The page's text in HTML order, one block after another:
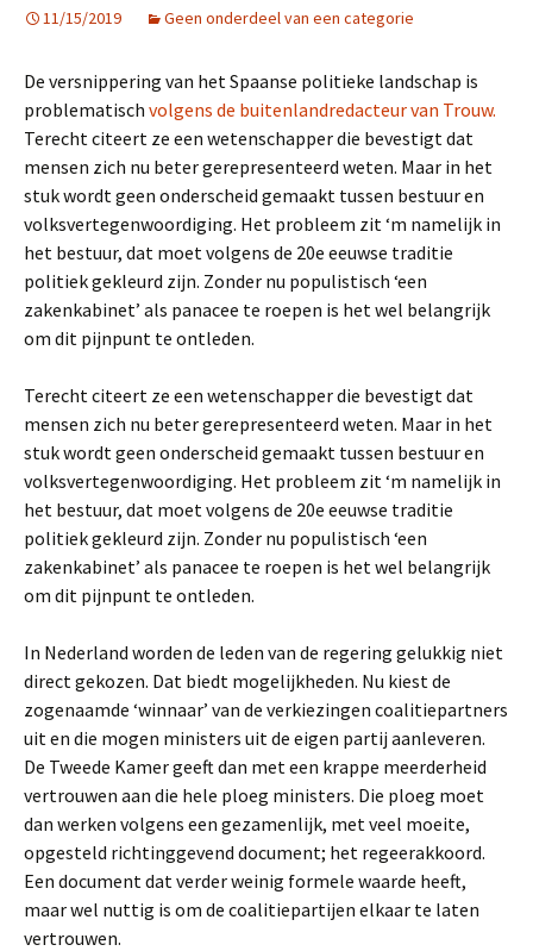
11/15/2019 Geen onderdeel van een categorie
De versnippering van het Spaanse politieke landschap is
problematisch volgens de buitenlandredacteur van Trouw.
Terecht citeert ze een wetenschapper die bevestigt dat
mensen zich nu beter gerepresenteerd weten. Maar in het
stuk wordt geen onderscheid gemaakt tussen bestuur en
volksvertegenwoordiging. Het probleem zit ‘m namelijk in
het bestuur, dat moet volgens de 20e eeuwse traditie
politiek gekleurd zijn. Zonder nu populistisch ‘een
zakenkabinet’ als panacee te roepen is het wel belangrijk
om dit pijnpunt te ontleden.
Terecht citeert ze een wetenschapper die bevestigt dat
mensen zich nu beter gerepresenteerd weten. Maar in het
stuk wordt geen onderscheid gemaakt tussen bestuur en
volksvertegenwoordiging. Het probleem zit ‘m namelijk in
het bestuur, dat moet volgens de 20e eeuwse traditie
politiek gekleurd zijn. Zonder nu populistisch ‘een
zakenkabinet’ als panacee te roepen is het wel belangrijk
om dit pijnpunt te ontleden.
In Nederland worden de leden van de regering gelukkig niet
direct gekozen. Dat biedt mogelijkheden. Nu kiest de
zogenaamde ‘winnaar’ van de verkiezingen coalitiepartners
uit en die mogen ministers uit de eigen partij aanleveren.
De Tweede Kamer geeft dan met een krappe meerderheid
vertrouwen aan die hele ploeg ministers. Die ploeg moet
dan werken volgens een gezamenlijk, met veel moeite,
opgesteld richtinggevend document; het regeerakkoord.
Een document dat verder weinig formele waarde heeft,
maar wel nuttig is om de coalitiepartijen elkaar te laten
vertrouwen.